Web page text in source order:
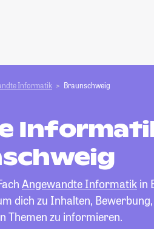
Informatik Braunschweig
Angewandte Informatik in
dich zu Inhalten,
Themen zu informieren.